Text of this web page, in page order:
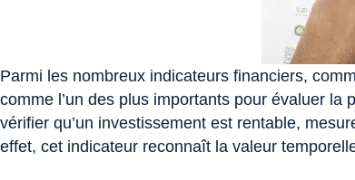
Parmi les nombreux indicateurs financiers,
comme l’un des plus importants pour évaluer la
vérifier qu’un investissement est rentable,
effet, cet indicateur reconnaît la valeur